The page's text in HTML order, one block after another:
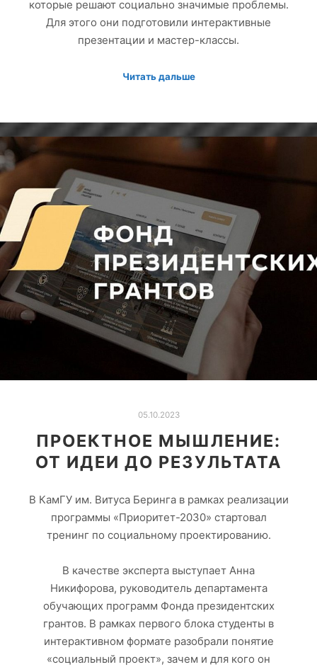
которые решают социально значимые проблемы.
Для этого они подготовили интерактивные
презентации и мастер-классы.
Читать дальше
05.10.2023
ПРОЕКТНОЕ МЫШЛЕНИЕ:
ОТ ИДЕИ ДО РЕЗУЛЬТАТА
В КамГУ им. Витуса Беринга в рамках реализации
программы «Приоритет-2030» стартовал
тренинг по социальному проектированию.
В качестве эксперта выступает Анна
Никифорова, руководитель департамента
обучающих программ Фонда президентских
грантов. В рамках первого блока студенты в
интерактивном формате разобрали понятие
«социальный проект», зачем и для кого он